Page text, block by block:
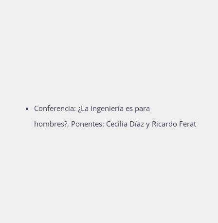
Conferencia: ¿La ingeniería es para
hombres?, Ponentes: Cecilia Díaz y Ricardo Ferat